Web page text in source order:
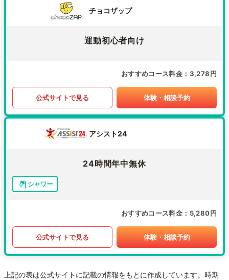
チョコザップ
運動初心者向け
おすすめコース料金 3,278円
公式サイトで見る 体験・相談予約
アシスト24
24時間年中無休
シャワー
おすすめコース料金 5,280円
公式サイトで見る 体験・相談予約
上記の表は公式サイトに記載の情報をもとに作成しています。時期